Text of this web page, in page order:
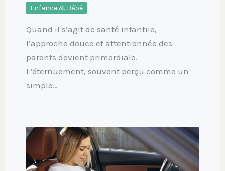
Enfance & Bébé
Quand il s’agit de santé infantile,
l’approche douce et attentionnée des
parents devient primordiale.
L’éternuement, souvent perçu comme un
simple…